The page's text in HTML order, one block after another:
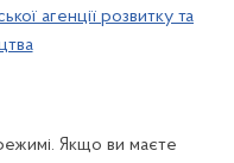
агенції розвитку та
Якщо ви маєте